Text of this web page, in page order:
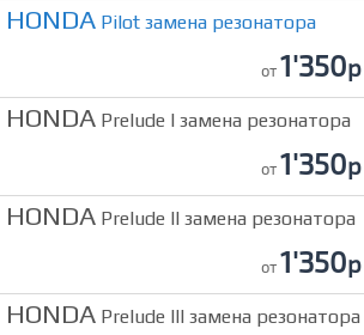
HONDA Pilot замена резонатора
от1'350р
HONDA Prelude I замена резонатора
от1'350р
HONDA Prelude II замена резонатора
от1'350р
HONDA Prelude III замена резонатора